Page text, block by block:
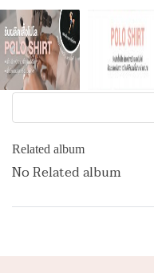
Related album
No Related album